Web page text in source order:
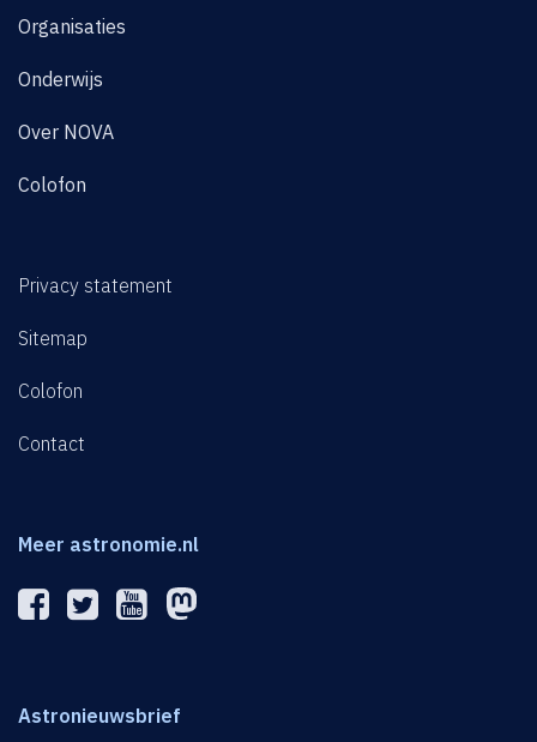
Organisaties
Onderwijs
Over NOVA
Colofon
Privacy statement
Sitemap
Colofon
Contact
Meer astronomie.nl
Astronieuwsbrief